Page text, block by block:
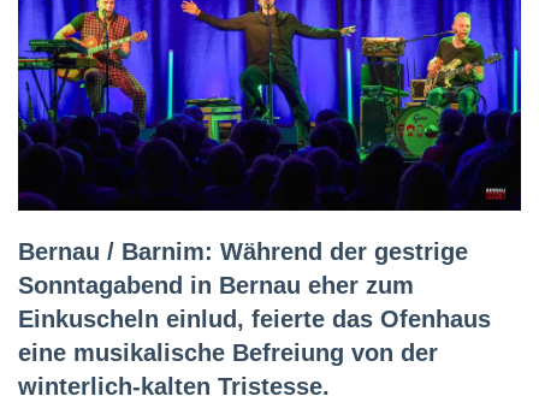
Bernau / Barnim: Während der gestrige
Sonntagabend in Bernau eher zum
Einkuscheln einlud, feierte das Ofenhaus
eine musikalische Befreiung von der
winterlich-kalten Tristesse.